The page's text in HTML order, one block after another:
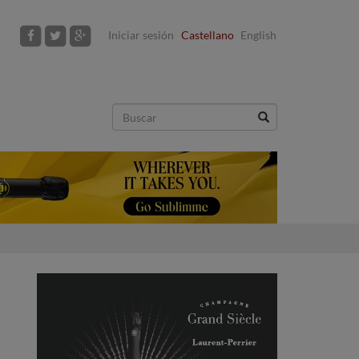
Iniciar sesión Castellano English